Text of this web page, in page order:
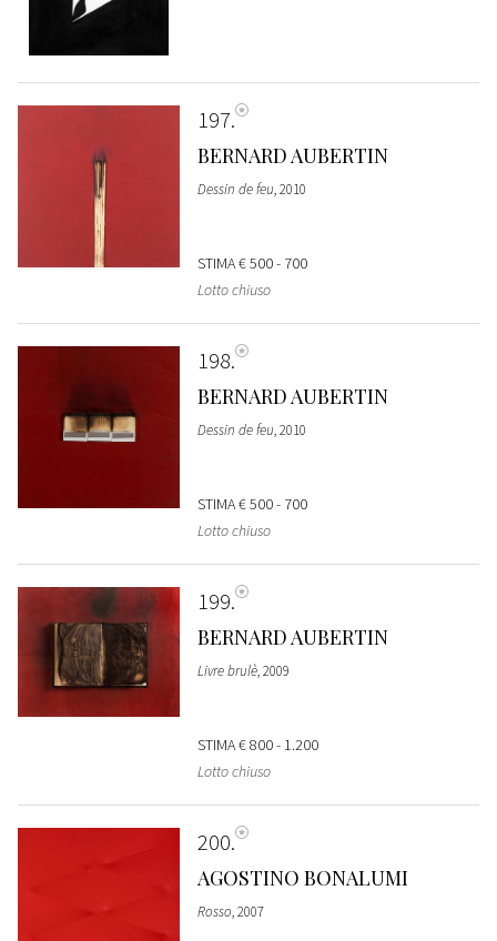
197
BERNARD AUBERTIN
Dessin de feu, 2010
STIMA€ 500 - 700
Lotto chiuso
198
BERNARD AUBERTIN
Dessin de feu, 2010
STIMA€ 500 - 700
Lotto chiuso
199
BERNARD AUBERTIN
Livre brulè, 2009
STIMA€ 800 - 1.200
Lotto chiuso
200
AGOSTINO BONALUMI
Rosso, 2007